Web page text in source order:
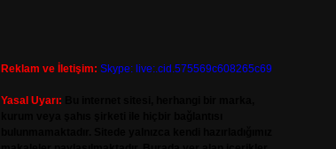
Reklam ve İletişim: Skype: live:.cid.575569c608265c69
Yasal Uyarı: